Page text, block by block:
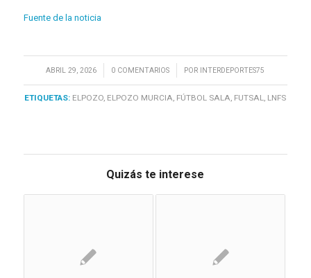
Fuente de la noticia
ABRIL 29, 2026
/ 0 COMENTARIOS
/ POR INTERDEPORTES75
ETIQUETAS: ELPOZO ELPOZO MURCIA FÚTBOL SALA FUTSAL LNFS
Quizás te interese